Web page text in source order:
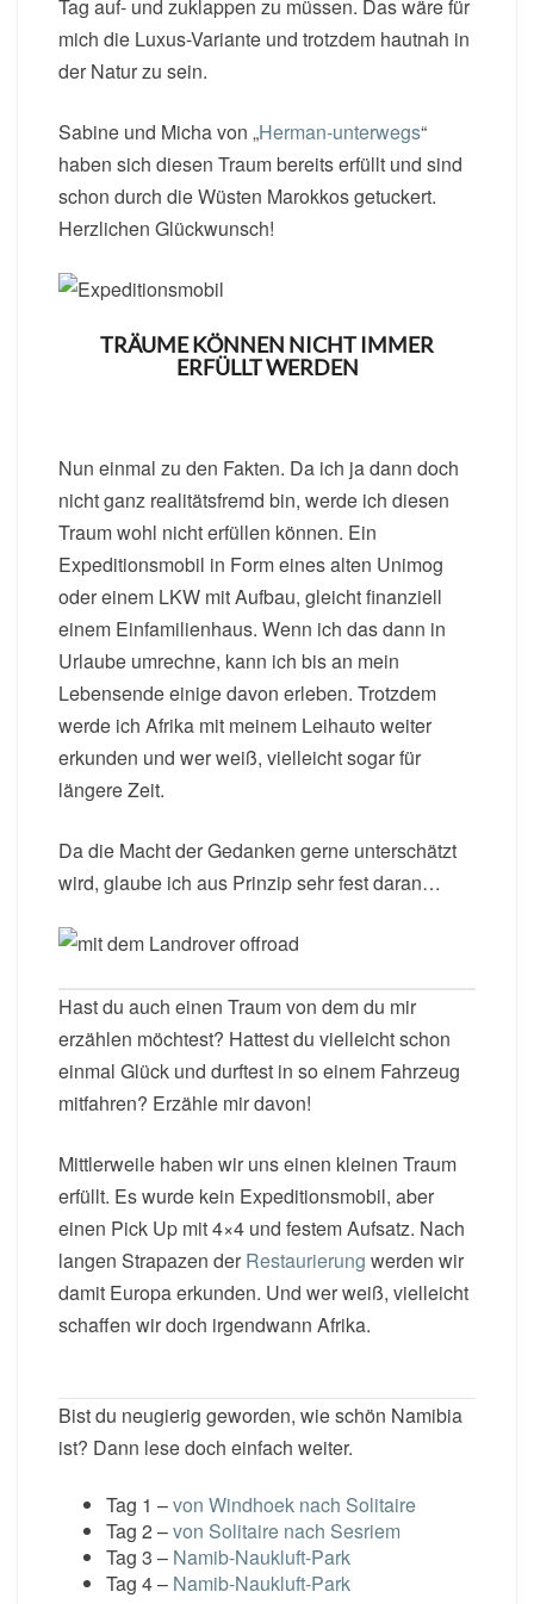
Tag auf- und zuklappen zu müssen. Das wäre für
mich die Luxus-Variante und trotzdem hautnah in
der Natur zu sein.
Sabine und Micha von „Herman-unterwegs“
haben sich diesen Traum bereits erfüllt und sind
schon durch die Wüsten Marokkos getuckert.
Herzlichen Glückwunsch!
TRÄUME KÖNNEN NICHT IMMER
ERFÜLLT WERDEN
Nun einmal zu den Fakten. Da ich ja dann doch
nicht ganz realitätsfremd bin, werde ich diesen
Traum wohl nicht erfüllen können. Ein
Expeditionsmobil in Form eines alten Unimog
oder einem LKW mit Aufbau, gleicht finanziell
einem Einfamilienhaus. Wenn ich das dann in
Urlaube umrechne, kann ich bis an mein
Lebensende einige davon erleben. Trotzdem
werde ich Afrika mit meinem Leihauto weiter
erkunden und wer weiß, vielleicht sogar für
längere Zeit.
Da die Macht der Gedanken gerne unterschätzt
wird, glaube ich aus Prinzip sehr fest daran…
Hast du auch einen Traum von dem du mir
erzählen möchtest? Hattest du vielleicht schon
einmal Glück und durftest in so einem Fahrzeug
mitfahren? Erzähle mir davon!
Mittlerweile haben wir uns einen kleinen Traum
erfüllt. Es wurde kein Expeditionsmobil, aber
einen Pick Up mit 4×4 und festem Aufsatz. Nach
langen Strapazen der Restaurierung werden wir
damit Europa erkunden. Und wer weiß, vielleicht
schaffen wir doch irgendwann Afrika.
Bist du neugierig geworden, wie schön Namibia
ist? Dann lese doch einfach weiter.
Tag 1 –von Windhoek nach Solitaire
Tag 2 –von Solitaire nach Sesriem
Tag 3 – Namib-Naukluft-Park
Tag 4 – Namib-Naukluft-Park